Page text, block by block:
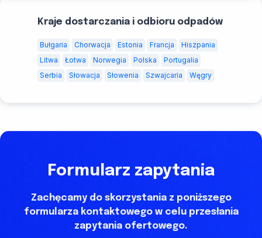
Kraje dostarczania i odbioru odpadów
Bułgaria Chorwacja Estonia Francja
Hiszpania
Litwa
Łotwa Norwegia Polska
Portugalia
Serbia
Słowacja Słowenia Szwajcaria Węgry
Formularz zapytania
Zachęcamy do skorzystania z poniższego
formularza kontaktowego w celu przesłania
zapytania ofertowego.